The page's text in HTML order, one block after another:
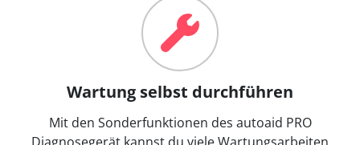
Wartung selbst durchführen
Mit den Sonderfunktionen des autoaid PRO